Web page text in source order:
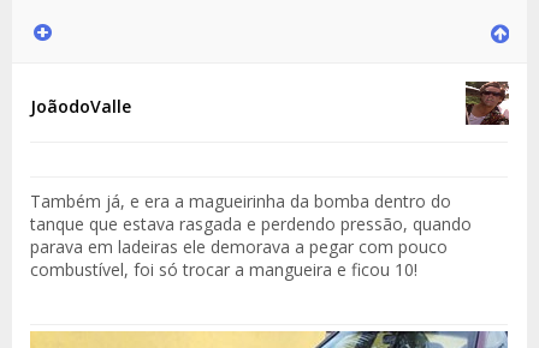
JoãodoValle
Também já, e era a magueirinha da bomba dentro do
tanque que estava rasgada e perdendo pressão, quando
parava em ladeiras ele demorava a pegar com pouco
combustível, foi só trocar a mangueira e ficou 10!